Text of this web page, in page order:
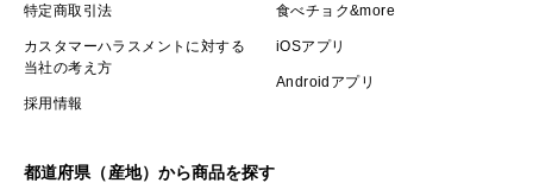
特定商取引法
カスタマーハラスメントに対する
当社の考え方
採用情報
食べチョク&more
iOSアプリ
Androidアプリ
都道府県（産地）から商品を探す